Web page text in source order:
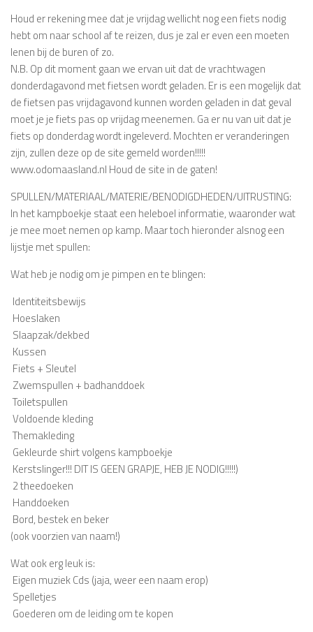
Houd er rekening mee dat je vrijdag wellicht nog een fiets nodig
hebt om naar school af te reizen, dus je zal er even een moeten
lenen bij de buren of zo.
N.B. Op dit moment gaan we ervan uit dat de vrachtwagen
donderdagavond met fietsen wordt geladen. Er is een mogelijk dat
de fietsen pas vrijdagavond kunnen worden geladen in dat geval
moet je je fiets pas op vrijdag meenemen. Ga er nu van uit dat je
fiets op donderdag wordt ingeleverd. Mochten er veranderingen
zijn, zullen deze op de site gemeld worden!!!!!
www.odomaasland.nl Houd de site in de gaten!
SPULLEN/MATERIAAL/MATERIE/BENODIGDHEDEN/UITRUSTING:
In het kampboekje staat een heleboel informatie, waaronder wat
je mee moet nemen op kamp. Maar toch hieronder alsnog een
lijstje met spullen:
Wat heb je nodig om je pimpen en te blingen:
 Identiteitsbewijs
 Hoeslaken
 Slaapzak/dekbed
 Kussen
 Fiets + Sleutel
 Zwemspullen + badhanddoek
 Toiletspullen
 Voldoende kleding
 Themakleding
 Gekleurde shirt volgens kampboekje
 Kerstslinger!!! DIT IS GEEN GRAPJE, HEB JE NODIG!!!!!)
 2 theedoeken
 Handdoeken
 Bord, bestek en beker
(ook voorzien van naam!)
Wat ook erg leuk is:
 Eigen muziek Cds (jaja, weer een naam erop)
 Spelletjes
 Goederen om de leiding om te kopen